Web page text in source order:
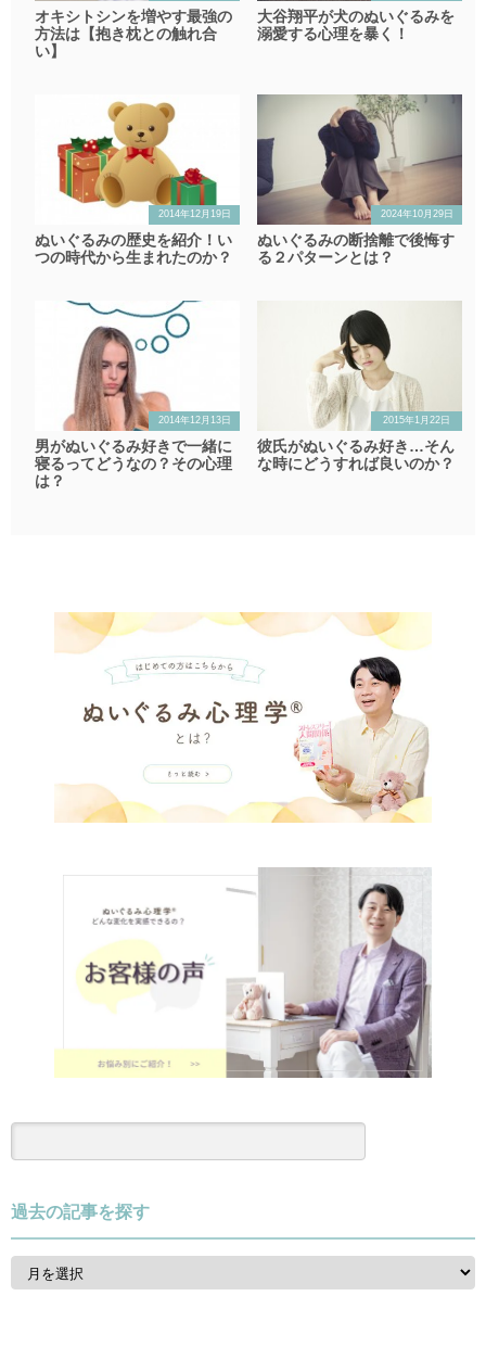
オキシトシンを増やす最強の
方法は【抱き枕との触れ合
い】
大谷翔平が犬のぬいぐるみを
溺愛する心理を暴く！
2014年12月19日
ぬいぐるみの歴史を紹介！い
つの時代から生まれたのか？
2024年10月29日
ぬいぐるみの断捨離で後悔す
る２パターンとは？
2014年12月13日
男がぬいぐるみ好きで一緒に
寝るってどうなの？その心理
は？
2015年1月22日
彼氏がぬいぐるみ好き…そん
な時にどうすれば良いのか？
過去の記事を探す
過